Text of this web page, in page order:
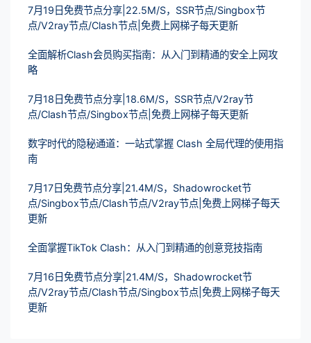
7月19日免费节点分享|22.5M/S，SSR节点/Singbox节
点/V2ray节点/Clash节点|免费上网梯子每天更新
全面解析Clash会员购买指南：从入门到精通的安全上网攻
略
7月18日免费节点分享|18.6M/S，SSR节点/V2ray节
点/Clash节点/Singbox节点|免费上网梯子每天更新
数字时代的隐秘通道：一站式掌握 Clash 全局代理的使用指
南
7月17日免费节点分享|21.4M/S，Shadowrocket节
点/Singbox节点/Clash节点/V2ray节点|免费上网梯子每天
更新
全面掌握TikTok Clash：从入门到精通的创意竞技指南
7月16日免费节点分享|21.4M/S，Shadowrocket节
点/V2ray节点/Clash节点/Singbox节点|免费上网梯子每天
更新